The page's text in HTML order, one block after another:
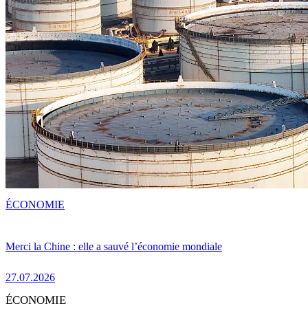
Merci la Chine : elle a sauvé l’économie mondiale
27.07.2026
ÉCONOMIE
ÉCONOMIE